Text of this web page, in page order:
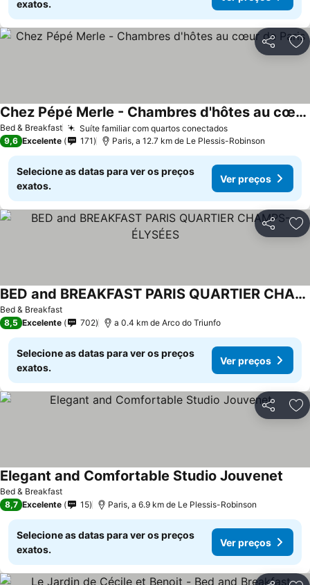
exatos.
Partilhar
Bed & Breakfast Suíte familiar com quartos conectados
Chez Pépé Merle - Chambres d'hôtes au cœur de Paris
9,6 Excelente 171 Paris, a 12.7 km de Le Plessis-Robinson
Selecione as datas para ver os preços
exatos.
Ver preços
Partilhar
Bed & Breakfast
BED and BREAKFAST PARIS QUARTIER CHAMPS-ÉLYSÉES
8,5 Excelente 702 a 0.4 km de Arco do Triunfo
Selecione as datas para ver os preços
exatos.
Ver preços
Partilhar
Bed & Breakfast
Elegant and Comfortable Studio Jouvenet
8,7 Excelente 15 Paris, a 6.9 km de Le Plessis-Robinson
Selecione as datas para ver os preços
exatos.
Ver preços